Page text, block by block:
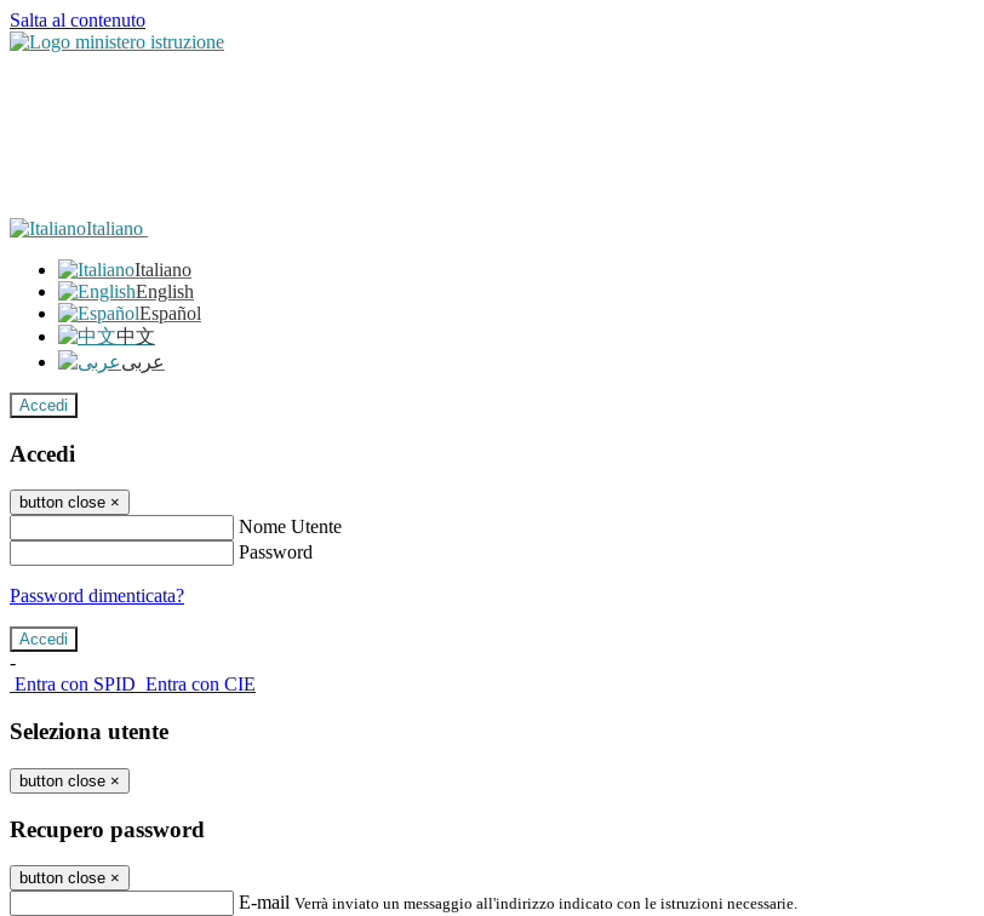
Salta al contenuto
Italiano
Italiano
English
Español
中文
عربى
Accedi
Accedi
button close ×
Nome Utente
Password
Password dimenticata?
-
Entra con SPID Entra con CIE
Seleziona utente
button close ×
Recupero password
button close ×
E-mail Verrà inviato un messaggio all'indirizzo indicato con le istruzioni necessarie.